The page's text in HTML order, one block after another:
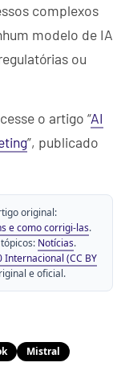
complexos
modelo de IA
ou
o artigo “AI
”, publicado
original:
e como corrigi-las.
Notícias.
(CC BY
e oficial.
Mistral